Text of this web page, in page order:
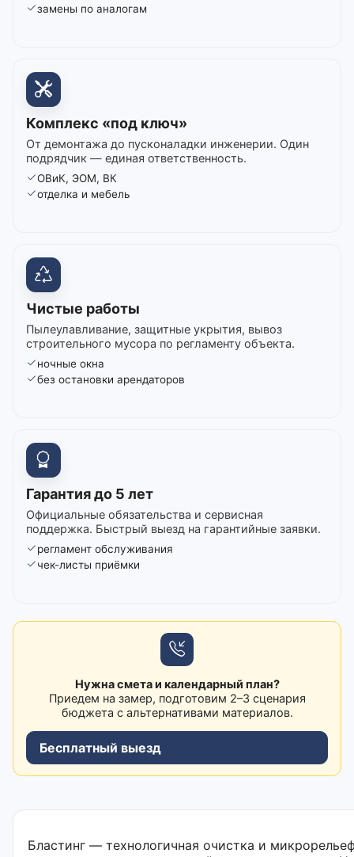
замены по аналогам
Комплекс «под ключ»
От демонтажа до пусконаладки инженерии. Один
подрядчик — единая ответственность.
ОВиК, ЭОМ, ВК
отделка и мебель
Чистые работы
Пылеулавливание, защитные укрытия, вывоз
строительного мусора по регламенту объекта.
ночные окна
без остановки арендаторов
Гарантия до 5 лет
Официальные обязательства и сервисная
поддержка. Быстрый выезд на гарантийные заявки.
регламент обслуживания
чек-листы приёмки
Нужна смета и календарный план?
Приедем на замер, подготовим 2–3 сценария
бюджета с альтернативами материалов.
Бесплатный выезд
Бластинг — технологичная очистка и